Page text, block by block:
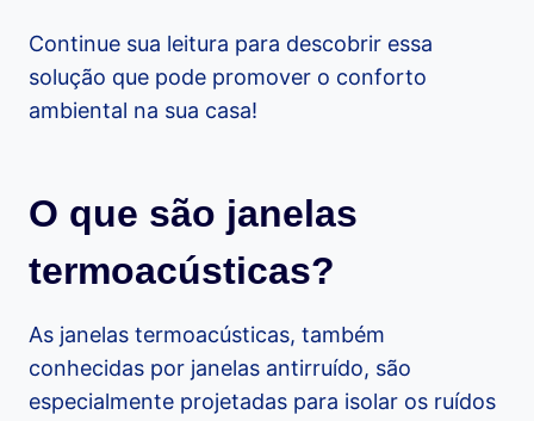
Continue sua leitura para descobrir essa
solução que pode promover o conforto
ambiental na sua casa!
O que são janelas
termoacústicas?
As janelas termoacústicas, também
conhecidas por janelas antirruído, são
especialmente projetadas para isolar os ruídos